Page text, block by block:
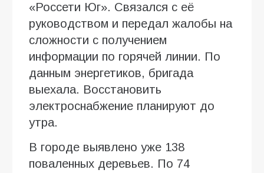
«Россети Юг». Связался с её
руководством и передал жалобы на
сложности с получением
информации по горячей линии. По
данным энергетиков, бригада
выехала. Восстановить
электроснабжение планируют до
утра.
В городе выявлено уже 138
поваленных деревьев. По 74